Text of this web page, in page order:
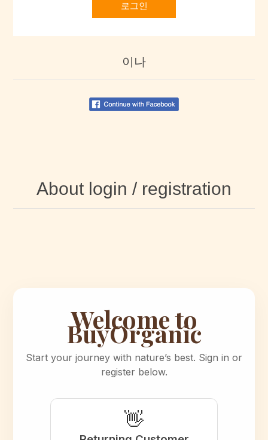
로그인
이나
About login / registration
Welcome to
BuyOrganic
Start your journey with nature’s best. Sign in or
register below.
👋